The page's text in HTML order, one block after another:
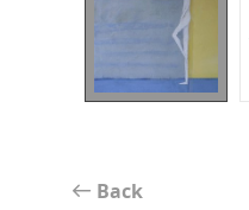
Back